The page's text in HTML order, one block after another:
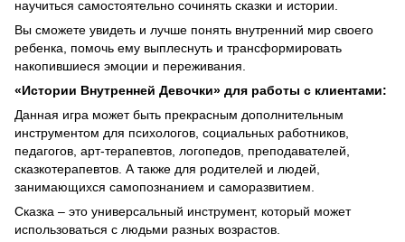
научиться самостоятельно сочинять сказки и истории.
Вы сможете увидеть и лучше понять внутренний мир своего
ребенка, помочь ему выплеснуть и трансформировать
накопившиеся эмоции и переживания.
«Истории Внутренней Девочки» для работы с клиентами:
Данная игра может быть прекрасным дополнительным
инструментом для психологов, социальных работников,
педагогов, арт-терапевтов, логопедов, преподавателей,
сказкотерапевтов. А также для родителей и людей,
занимающихся самопознанием и саморазвитием.
Сказка – это универсальный инструмент, который может
использоваться с людьми разных возрастов.